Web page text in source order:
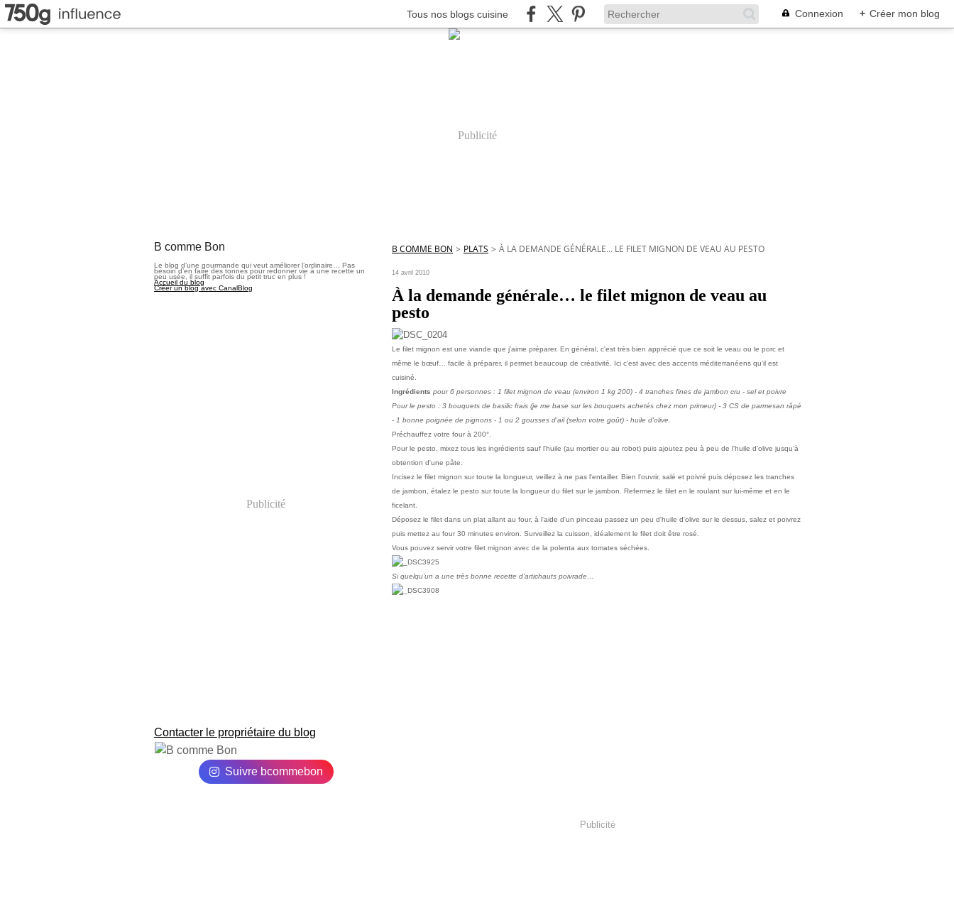
Tous nos blogs cuisine Connexion + Créer mon blog
Publicité
B comme Bon
Le blog d’une gourmande qui veut améliorer l’ordinaire… Pas
besoin d’en faire des tonnes pour redonner vie à une recette un
peu usée, il suffit parfois du petit truc en plus !
Accueil du blog
Créer un blog avec CanalBlog
Publicité
Contacter le propriétaire du blog
Suivre bcommebon
B COMME BON > PLATS > À LA DEMANDE GÉNÉRALE… LE FILET MIGNON DE VEAU AU PESTO
14 avril 2010
À la demande générale… le filet mignon de veau au
pesto
Le filet mignon est une viande que j'aime préparer. En général, c'est très bien apprécié que ce soit le veau ou le porc et
même le bœuf… facile à préparer, il permet beaucoup de créativité. Ici c'est avec des accents méditerranéens qu'il est
cuisiné.
Ingrédients pour 6 personnes : 1 filet mignon de veau (environ 1 kg 200) - 4 tranches fines de jambon cru - sel et poivre
Pour le pesto : 3 bouquets de basilic frais (je me base sur les bouquets achetés chez mon primeur) - 3 CS de parmesan râpé
- 1 bonne poignée de pignons - 1 ou 2 gousses d'ail (selon votre goût) - huile d'olive.
Préchauffez votre four à 200°.
Pour le pesto, mixez tous les ingrédients sauf l'huile (au mortier ou au robot) puis ajoutez peu à peu de l'huile d'olive jusqu'à
obtention d'une pâte.
Incisez le filet mignon sur toute la longueur, veillez à ne pas l'entailler. Bien l'ouvrir, salé et poivré puis déposez les tranches
de jambon, étalez le pesto sur toute la longueur du filet sur le jambon. Refermez le filet en le roulant sur lui-même et en le
ficelant.
Déposez le filet dans un plat allant au four, à l'aide d'un pinceau passez un peu d'huile d'olive sur le dessus, salez et poivrez
puis mettez au four 30 minutes environ. Surveillez la cuisson, idéalement le filet doit être rosé.
Vous pouvez servir votre filet mignon avec de la polenta aux tomates séchées.
Si quelqu'un a une très bonne recette d'artichauts poivrade…
Publicité